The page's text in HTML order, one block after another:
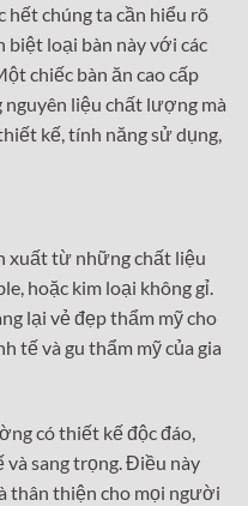
hết chúng ta cần hiểu rõ
biệt loại bàn này với các
chiếc bàn ăn cao cấp
liệu chất lượng mà
kế, tính năng sử dụng,
xuất từ những chất liệu
hoặc kim loại không gỉ.
lại vẻ đẹp thẩm mỹ cho
tế và gu thẩm mỹ của gia
có thiết kế độc đáo,
và sang trọng. Điều này
thân thiện cho mọi người